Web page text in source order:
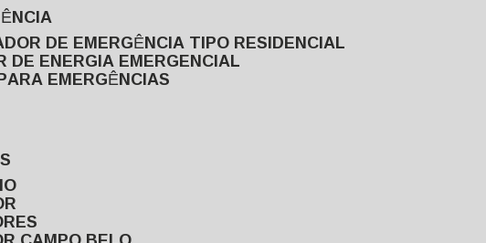
DE EMERGÊNCIA TIPO RESIDENCIAL
DE ENERGIA EMERGENCIAL
EMERGÊNCIAS